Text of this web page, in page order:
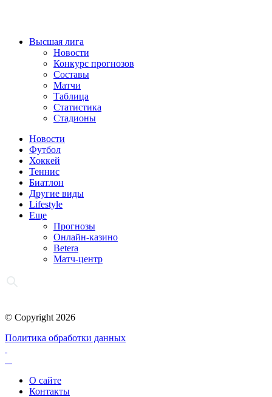
Высшая лига
Новости
Конкурс прогнозов
Составы
Матчи
Таблица
Статистика
Стадионы
Новости
Футбол
Хоккей
Теннис
Биатлон
Другие виды
Lifestyle
Еще
Прогнозы
Онлайн-казино
Betera
Матч-центр
© Copyright 2026
Политика обработки данных
О сайте
Контакты